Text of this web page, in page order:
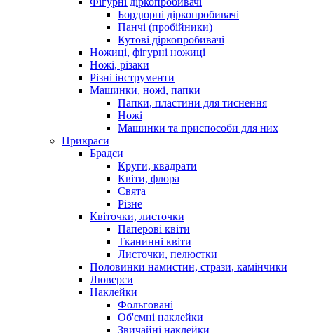
Бордюрні діркопробивачі
Панчі (пробійники)
Кутові діркопробивачі
Ножиці, фігурні ножиці
Ножі, різаки
Різні інструменти
Машинки, ножі, папки
Папки, пластини для тиснення
Ножі
Машинки та приспособи для них
Прикраси
Брадси
Круги, квадрати
Квіти, флора
Свята
Різне
Квіточки, листочки
Паперові квіти
Тканинні квіти
Листочки, пелюстки
Половинки намистин, стрази, камінчики
Люверси
Наклейки
Фольговані
Об'ємні наклейки
Звичайні наклейки